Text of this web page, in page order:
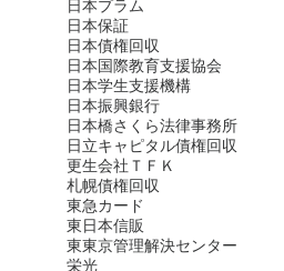
日本プラム
日本保証
日本債権回収
日本国際教育支援協会
日本学生支援機構
日本振興銀行
日本橋さくら法律事務所
日立キャピタル債権回収
更生会社ＴＦＫ
札幌債権回収
東急カード
東日本信販
東東京管理解決センター
栄光